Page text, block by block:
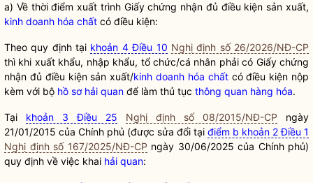
a) Về thời điểm xuất trình Giấy chứng nhận đủ điều kiện sản xuất,
kinh doanh hóa chất có điều kiện:
Theo quy định tại khoản 4 Điều 10 Nghị định số 26/2026/NĐ-CP
thì khi xuất khẩu, nhập khẩu, tổ chức/cá nhân phải có Giấy chứng
nhận đủ điều kiện sản xuất/kinh doanh hóa chấtcó điều kiện nộp
kèm với bộ hồ sơ hải quan để làm thủ tục thông quan hàng hóa.
Tại khoản 3 Điều 25 Nghị định số 08/2015/NĐ-CP ngày
21/01/2015 của Chính phủ (được sửa đổi tại điểm b khoản 2 Điều 1
Nghị định số 167/2025/NĐ-CP ngày 30/06/2025 của Chính phủ)
quy định về việc khai hải quan: